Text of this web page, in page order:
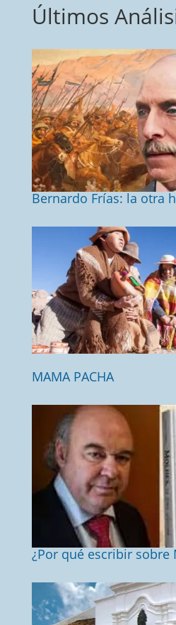
Últimos
Bernardo Frías: la otra
MAMA PACHA
¿Por qué escribir sobre